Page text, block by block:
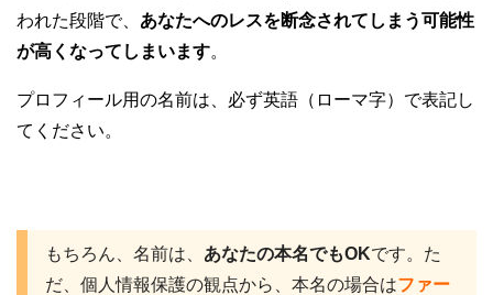
われた段階で、 あなたへのレスを断念されてしまう可能性
が高くなってしまいます。
プロフィール用の名前は、必ず英語（ローマ字）で表記し
てください。
もちろん、名前は、 あなたの本名でもOKです。た
だ、個人情報保護の観点から、本名の場合はファー